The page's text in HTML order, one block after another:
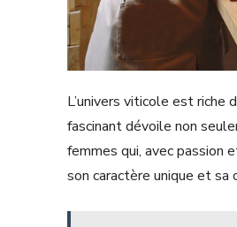
L’univers viticole est riche
fascinant dévoile non
femmes qui, avec passion
son caractère unique et sa